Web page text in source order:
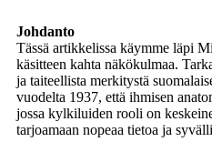
Johdanto
Tässä artikkelissa käymme läpi
käsitteen kahta näkökulmaa.
ja taiteellista merkitystä
vuodelta 1937, että ihmisen
jossa kylkiluiden rooli on
tarjoamaan nopeaa tietoa ja